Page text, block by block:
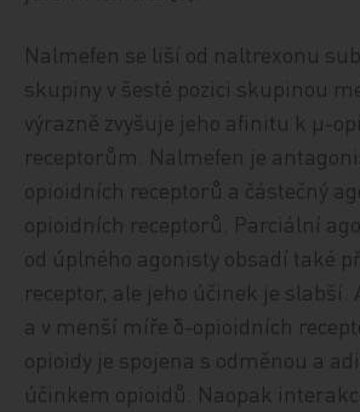
Nalmefen se liší od naltrexonu
skupiny v šesté pozici skupinou
výrazně zvyšuje jeho afinitu k µ-
receptorům. Nalmefen je
opioidních receptorů a částečný
opioidních receptorů. Parciální
od úplného agonisty obsadí také
receptor, ale jeho účinek je slabší.
a v menší míře δ-opioidních
opioidy je spojena s odměnou a
účinkem opioidů. Naopak